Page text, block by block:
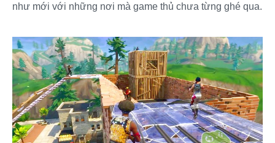
như mới với những nơi mà game thủ chưa từng ghé qua.